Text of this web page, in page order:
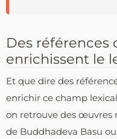
Des références
enrichissent le
Et que dire des
enrichir ce champ
on retrouve des
de Buddhadeva Basu ou